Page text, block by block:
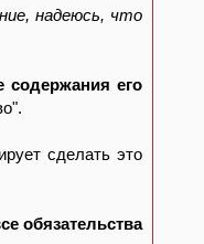
надеюсь, что
содержания его
сделать это
обязательства